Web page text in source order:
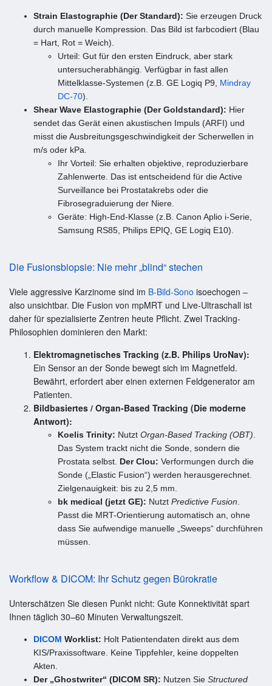
Strain Elastographie (Der Standard): Sie erzeugen Druck
durch manuelle Kompression. Das Bild ist farbcodiert (Blau
= Hart, Rot = Weich).
Urteil: Gut für den ersten Eindruck, aber stark
untersucherabhängig. Verfügbar in fast allen
Mittelklasse-Systemen (z.B. GE Logiq P9, Mindray
DC-70).
Shear Wave Elastographie (Der Goldstandard): Hier
sendet das Gerät einen akustischen Impuls (ARFI) und
misst die Ausbreitungsgeschwindigkeit der Scherwellen in
m/s oder kPa.
Ihr Vorteil: Sie erhalten objektive, reproduzierbare
Zahlenwerte. Das ist entscheidend für die Active
Surveillance bei Prostatakrebs oder die
Fibrosegraduierung der Niere.
Geräte: High-End-Klasse (z.B. Canon Aplio i-Serie,
Samsung RS85, Philips EPIQ, GE Logiq E10).
Die Fusionsbiopsie: Nie mehr „blind“ stechen
Viele aggressive Karzinome sind im B-Bild-Sono isoechogen –
also unsichtbar. Die Fusion von mpMRT und Live-Ultraschall ist
daher für spezialisierte Zentren heute Pflicht. Zwei Tracking-
Philosophien dominieren den Markt:
Elektromagnetisches Tracking (z.B. Philips UroNav):
Ein Sensor an der Sonde bewegt sich im Magnetfeld.
Bewährt, erfordert aber einen externen Feldgenerator am
Patienten.
Bildbasiertes / Organ-Based Tracking (Die moderne
Antwort):
Koelis Trinity: Nutzt Organ-Based Tracking (OBT)
Das System trackt nicht die Sonde, sondern die
Prostata selbst. Der Clou: Verformungen durch die
Sonde („Elastic Fusion“) werden herausgerechnet.
Zielgenauigkeit: bis zu 2,5 mm.
bk medical (jetzt GE): Nutzt Predictive Fusion
Passt die MRT-Orientierung automatisch an, ohne
dass Sie aufwendige manuelle „Sweeps“ durchführen
müssen.
Workflow & DICOM: Ihr Schutz gegen Bürokratie
Unterschätzen Sie diesen Punkt nicht: Gute Konnektivität spart
Ihnen täglich 30–60 Minuten Verwaltungszeit.
DICOM Worklist: Holt Patientendaten direkt aus dem
KIS/Praxissoftware. Keine Tippfehler, keine doppelten
Akten.
Der „Ghostwriter“ (DICOM SR): Nutzen Sie Structured